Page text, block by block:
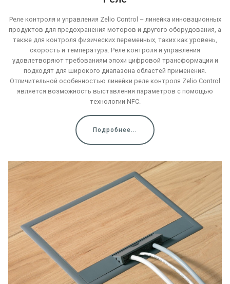
Реле контроля и управления Zelio Control – линейка инновационных
продуктов для предохранения моторов и другого оборудования, а
также для контроля физических переменных, таких как уровень,
скорость и температура. Реле контроля и управления
удовлетворяют требованиям эпохи цифровой трансформации и
подходят для широкого диапазона областей применения.
Отличительной особенностью линейки реле контроля Zelio Control
является возможность выставления параметров с помощью
технологии NFC.
Подробнее...